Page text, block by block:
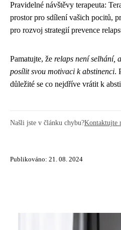
Pravidelné návštěvy terapeuta:
prostor pro sdílení vašich pocitů,
pro rozvoj strategií prevence
Pamatujte, že relaps není selhání,
posílit svou motivaci k abstinenci.
důležité se co nejdříve vrátit k
Našli jste v článku chybu?Kontaktujte
Publikováno: 21. 08. 2024